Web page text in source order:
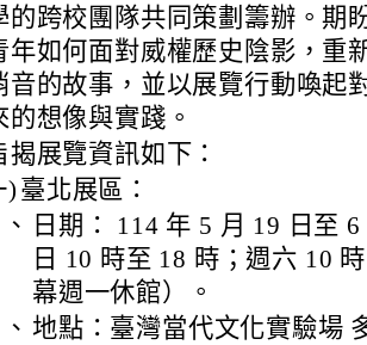
的跨校團隊共同策劃籌辦。期
年如何面對威權歷史陰影，重
音的故事，並以展覽行動喚起
的想像與實踐。
揭展覽資訊如下：
) 臺北展區：
日期： 114 年 5 月 19 日至
日 10 時至 18 時；週六 10
幕週一休館）。
地點：臺灣當代文化實驗場